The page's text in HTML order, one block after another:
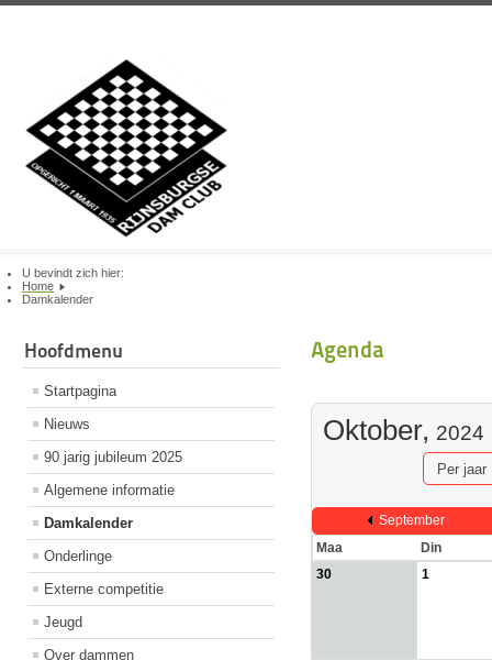
U bevindt zich hier:
Home
Damkalender
Hoofdmenu
Startpagina
Nieuws
90 jarig jubileum 2025
Algemene informatie
Damkalender
Onderlinge
Externe competitie
Jeugd
Over dammen
Agenda
Oktober, 2024
Per jaar
September
Maa
Din
30
1